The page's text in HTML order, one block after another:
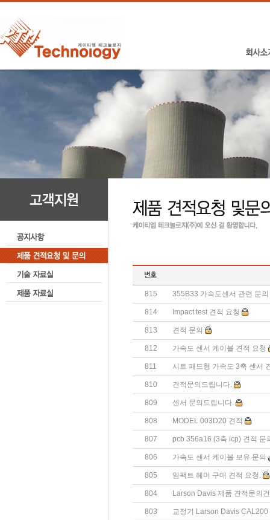
815 355B33 가속도센서 관련 문
814 Impact test 견적 요청
813 견적 문의
812 가속도 센서 케이블 견적 요청
811 시트 패드형 가속도 3축 센서
810 견적문의드립니다.
809 센서 문의드립니다.
808 MODEL 003D20 견적
807 pcb 356a16 (3축 icp) 견적 문
806 가속도 센서 케이블 보유 문의
805 임팩트 헤머 구매 견적 요청.
804 Larson Davis 제품 견적문의건
803 교정기 Larson Davis CAL200